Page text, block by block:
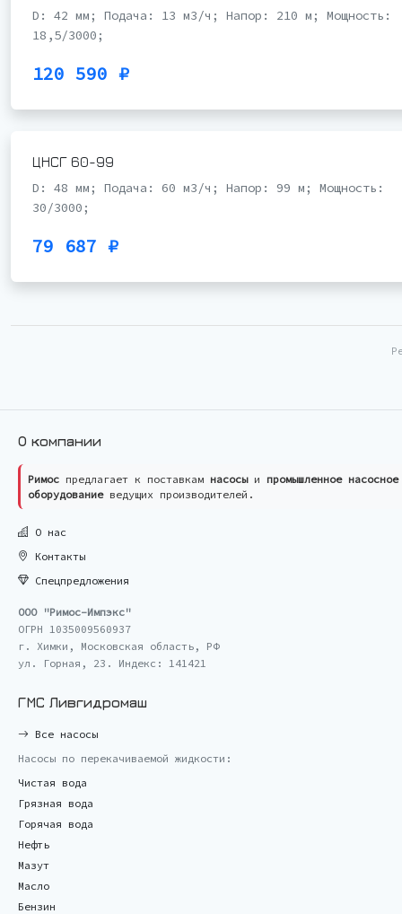
D: 42 мм; Подача: 13 м3/ч; Напор: 210 м; Мощность:
18,5/3000;
120 590 ₽
ЦНСГ 60-99
D: 48 мм; Подача: 60 м3/ч; Напор: 99 м; Мощность:
30/3000;
79 687 ₽
О компании
Римос предлагает к поставкам насосыи промышленное насосное
оборудованиеведущих производителей.
О нас
Контакты
Спецпредложения
ООО "Римос-Импэкс"
ОГРН 1035009560937
г. Химки, Московская область, РФ
ул. Горная, 23. Индекс: 141421
ГМС Ливгидромаш
Все насосы
Насосы по перекачиваемой жидкости:
Чистая вода
Грязная вода
Горячая вода
Нефть
Мазут
Масло
Бензин